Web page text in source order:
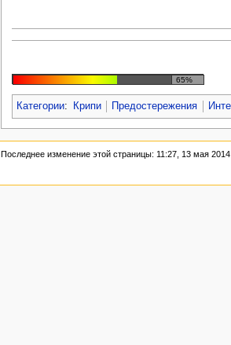
65%
Категории: Крипи Предостережения
Последнее изменение этой страницы: 11:27, 13 мая